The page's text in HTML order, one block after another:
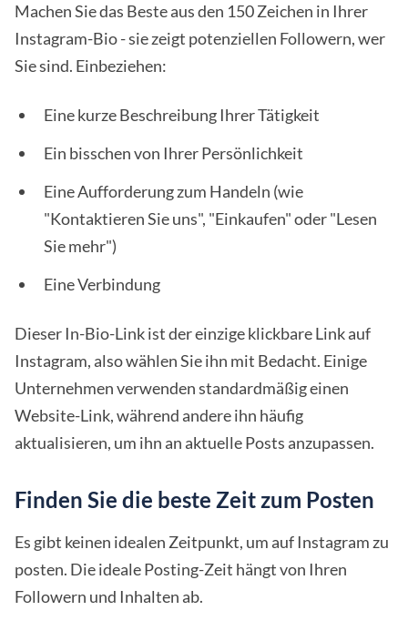
Machen Sie das Beste aus den 150 Zeichen in Ihrer
Instagram-Bio - sie zeigt potenziellen Followern, wer
Sie sind. Einbeziehen:
Eine kurze Beschreibung Ihrer Tätigkeit
Ein bisschen von Ihrer Persönlichkeit
Eine Aufforderung zum Handeln (wie
"Kontaktieren Sie uns", "Einkaufen" oder "Lesen
Sie mehr")
Eine Verbindung
Dieser In-Bio-Link ist der einzige klickbare Link auf
Instagram, also wählen Sie ihn mit Bedacht. Einige
Unternehmen verwenden standardmäßig einen
Website-Link, während andere ihn häufig
aktualisieren, um ihn an aktuelle Posts anzupassen.
Finden Sie die beste Zeit zum Posten
Es gibt keinen idealen Zeitpunkt, um auf Instagram zu
posten. Die ideale Posting-Zeit hängt von Ihren
Followern und Inhalten ab.